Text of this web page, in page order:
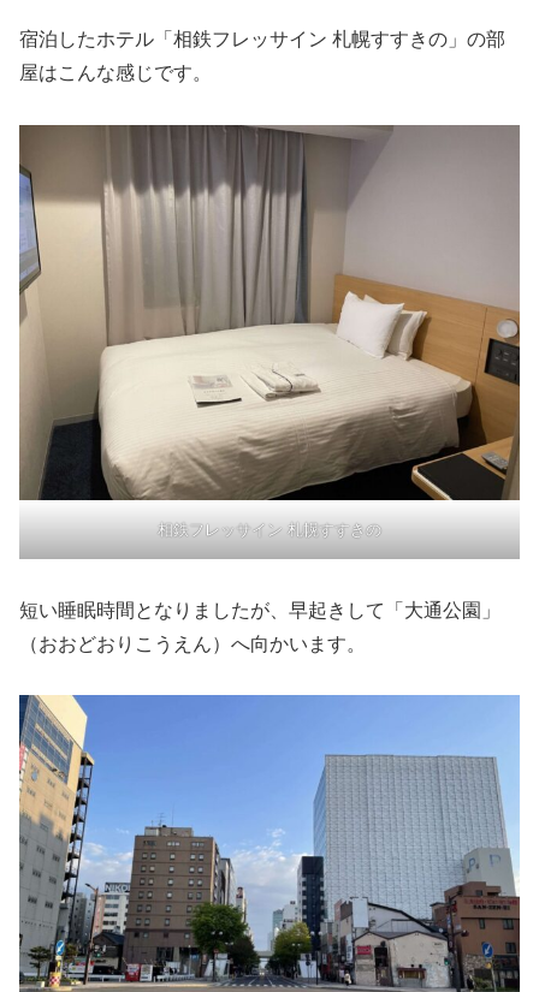
宿泊したホテル「相鉄フレッサイン 札幌すすきの」の部
屋はこんな感じです。
相鉄フレッサイン 札幌すすきの
短い睡眠時間となりましたが、早起きして「大通公園」
（おおどおりこうえん）へ向かいます。